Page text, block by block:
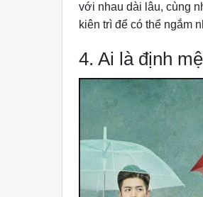
với nhau dài lâu, cùng
kiên trì để có thể ngắm
4. Ai là định